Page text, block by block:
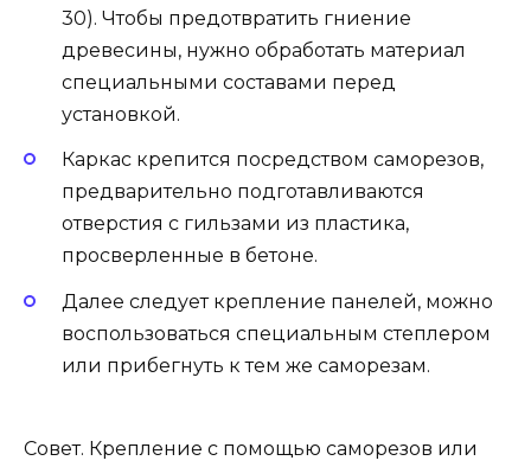
30). Чтобы предотвратить гниение
древесины, нужно обработать материал
специальными составами перед
установкой.
Каркас крепится посредством саморезов,
предварительно подготавливаются
отверстия с гильзами из пластика,
просверленные в бетоне.
Далее следует крепление панелей, можно
воспользоваться специальным степлером
или прибегнуть к тем же саморезам.
Совет. Крепление с помощью саморезов или